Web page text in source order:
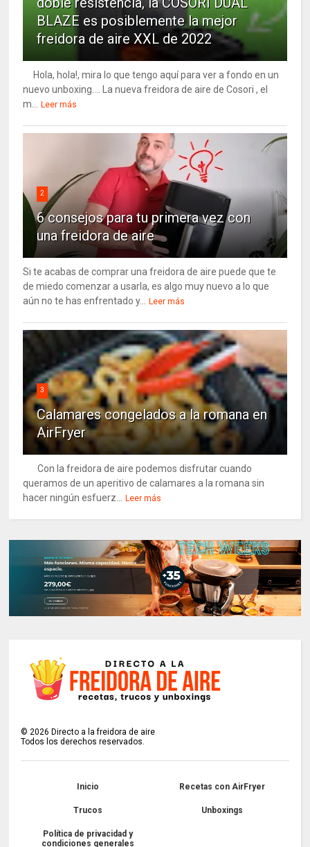
BLAZE es posiblemente la mejor
freidora de aire XXL de 2022
Hola, hola!, mira lo que tengo aquí para ver a fondo en un
nuevo unboxing…. La nueva freidora de aire de Cosori , el
m...
Leer más
2
6 consejos para tu primera vez con
una freidora de aire
Si te acabas de comprar una freidora de aire puede que te
de miedo comenzar a usarla, es algo muy nuevo a lo que
aún no te has enfrentado y...
Leer más
3
Calamares congelados a la romana en
AirFryer
Con la freidora de aire podemos disfrutar cuando
queramos de un aperitivo de calamares a la romana sin
hacer ningún esfuerz...
Leer más
©2026 Directo a la freidora de aire
Todos los derechos reservados.
Inicio Recetas con AirFryer
Trucos Unboxings
Política de privacidad y
condiciones generales